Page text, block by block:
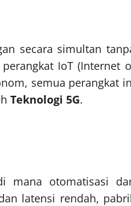
secara simultan
IoT (Internet
semua perangkat
Teknologi 5G.
mana otomatisasi
latensi rendah,